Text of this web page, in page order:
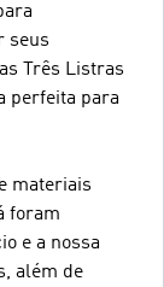
seus
Três Listras
perfeita para
materiais
foram
e a nossa
além de